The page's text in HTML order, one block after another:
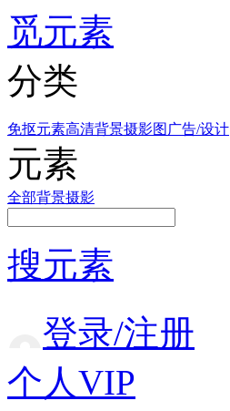
觅元素
分类
免抠元素高清背景摄影图 广告/设计
元素
全部背景摄影
搜元素
登录/注册
个人VIP